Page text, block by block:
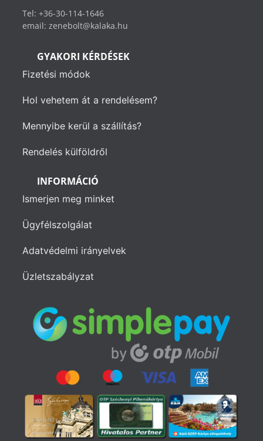
Tel: +36-30-114-1646
email: zenebolt@kalaka.hu
GYAKORI KÉRDÉSEK
Fizetési módok
Hol vehetem át a rendelésem?
Mennyibe kerül a szállítás?
Rendelés külföldről
INFORMÁCIÓ
Ismerjen meg minket
Ügyfélszolgálat
Adatvédelmi irányelvek
Üzletszabályzat